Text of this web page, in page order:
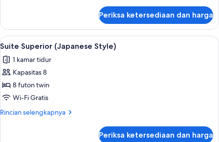
Suite
Superior
(Japanese
Periksa ketersediaan dan harga
Lihat
semua
foto
untuk
Suite
Superior
(Japanese
Suite Superior (Japanese Style) |
1
Suite Superior (Japanese Style)
1 kamar tidur
Kapasitas 8
8 futon twin
Wi-Fi Gratis
Rincian selengkapnya
Rincian
Periksa ketersediaan dan harga